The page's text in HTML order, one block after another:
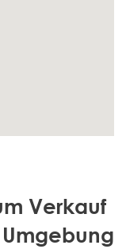
Verkauf